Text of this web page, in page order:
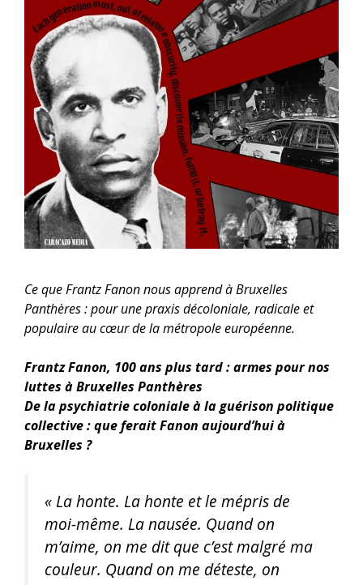
Ce que Frantz Fanon nous apprend à Bruxelles
Panthères : pour une praxis décoloniale, radicale et
populaire au cœur de la métropole européenne.
Frantz Fanon, 100 ans plus tard : armes pour nos
luttes à Bruxelles Panthères
De la psychiatrie coloniale à la guérison politique
collective : que ferait Fanon aujourd’hui à
Bruxelles ?
« La honte. La honte et le mépris de
moi-même. La nausée. Quand on
m’aime, on me dit que c’est malgré ma
couleur. Quand on me déteste, on